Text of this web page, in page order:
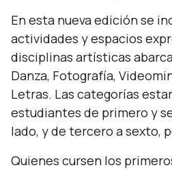
En esta nueva edición se
actividades y espacios
disciplinas artísticas
Danza, Fotografía,
Letras. Las categorías
estudiantes de primero y
lado, y de tercero a sexto,
Quienes cursen los